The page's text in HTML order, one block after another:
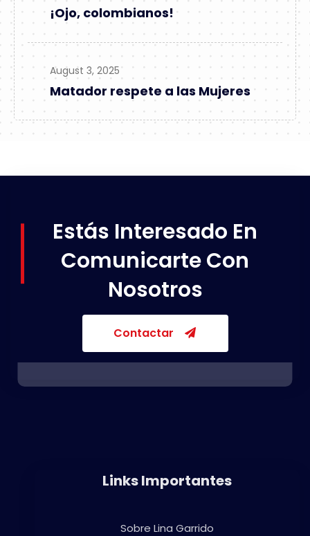
¡Ojo, colombianos!
August 3, 2025
Matador respete a las Mujeres
Estás Interesado En
Comunicarte Con
Nosotros
Contactar
Links Importantes
Sobre Lina Garrido